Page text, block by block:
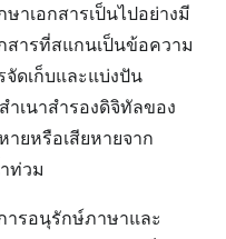
าเอกสารเป็นไปอย่างมี
ารที่สแกนเป็นข้อความ
ดเก็บและแบ่งปัน
เนาสำรองดิจิทัลของ
ยหรือเสียหายจาก
ท่วม
ารอนุรักษ์ภาษาและ